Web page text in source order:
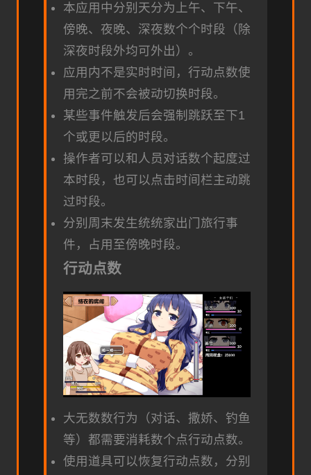
本应用中分别天分为上午、下午、
傍晚、夜晚、深夜数个个时段（除
深夜时段外均可外出）。
应用内不是实时时间，行动点数使
用完之前不会被动切换时段。
某些事件触发后会强制跳跃至下1
个或更以后的时段。
操作者可以和人员对话数个起度过
本时段，也可以点击时间栏主动跳
过时段。
分别周末发生统统家出门旅行事
件，占用至傍晚时段。
行动点数
大无数数行为（对话、撒娇、钓鱼
等）都需要消耗数个点行动点数。
使用道具可以恢复行动点数，分别